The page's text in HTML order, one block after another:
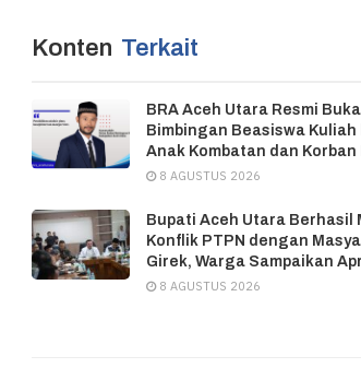
Konten Terkait
BRA Aceh Utara Resmi Buka
Bimbingan Beasiswa Kuliah
Anak Kombatan dan Korban
8 AGUSTUS 2026
Bupati Aceh Utara Berhasil
Konflik PTPN dengan
Girek, Warga Sampaikan
8 AGUSTUS 2026